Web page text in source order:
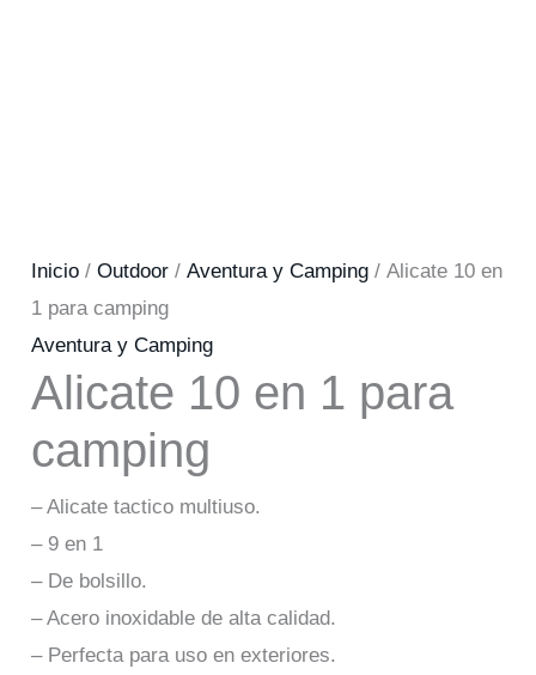
Inicio /Outdoor /Aventura y Camping / Alicate 10 en
1 para camping
Aventura y Camping
Alicate 10 en 1 para
camping
– Alicate tactico multiuso.
– 9 en 1
– De bolsillo.
– Acero inoxidable de alta calidad.
– Perfecta para uso en exteriores.